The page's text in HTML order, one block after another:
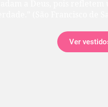
Ver